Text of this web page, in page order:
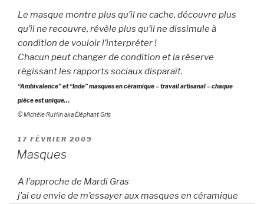
Le masque montre plus qu’il ne cache, découvre plus
qu’il ne recouvre, révèle plus qu’il ne dissimule à
condition de vouloir l’interpréter !
Chacun peut changer de condition et la réserve
régissant les rapports sociaux disparaît.
“Ambivalence” et “Inde” masques en céramique – travail artisanal – chaque
pièce est unique…
© Michèle Ruffin aka Éléphant Gris
PUBLIÉ
LE
17 FÉVRIER 2009
Masques
A l’approche de Mardi Gras
j’ai eu envie de m’essayer aux masques en céramique